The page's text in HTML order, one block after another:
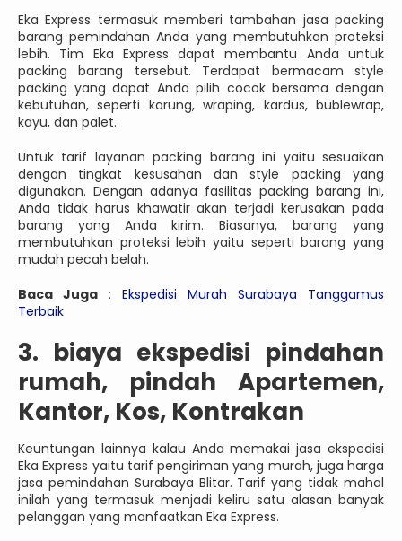
Eka Express termasuk memberi tambahan jasa packing
barang pemindahan Anda yang membutuhkan proteksi
lebih. Tim Eka Express dapat membantu Anda untuk
packing barang tersebut. Terdapat bermacam style
packing yang dapat Anda pilih cocok bersama dengan
kebutuhan, seperti karung, wraping, kardus, bublewrap,
kayu, dan palet.
Untuk tarif layanan packing barang ini yaitu sesuaikan
dengan tingkat kesusahan dan style packing yang
digunakan. Dengan adanya fasilitas packing barang ini,
Anda tidak harus khawatir akan terjadi kerusakan pada
barang yang Anda kirim. Biasanya, barang yang
membutuhkan proteksi lebih yaitu seperti barang yang
mudah pecah belah.
Baca Juga : Ekspedisi Murah Surabaya Tanggamus
Terbaik
3. biaya ekspedisi pindahan
rumah, pindah Apartemen,
Kantor, Kos, Kontrakan
Keuntungan lainnya kalau Anda memakai jasa ekspedisi
Eka Express yaitu tarif pengiriman yang murah, juga harga
jasa pemindahan Surabaya Blitar. Tarif yang tidak mahal
inilah yang termasuk menjadi keliru satu alasan banyak
pelanggan yang manfaatkan Eka Express.